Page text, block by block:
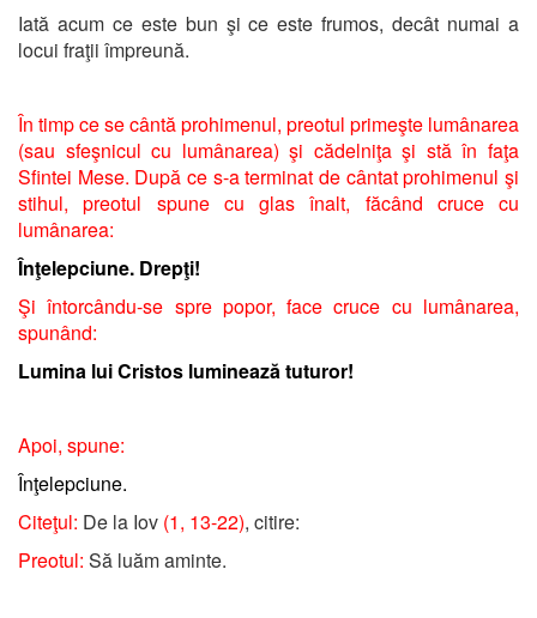
Iată acum ce este bun şi ce este frumos, decât numai a
locui fraţii împreună.
În timp ce se cântă prohimenul, preotul primeşte lumânarea
(sau sfeşnicul cu lumânarea) şi cădelniţa şi stă în faţa
Sfintei Mese. După ce s-a terminat de cântat prohimenul şi
stihul, preotul spune cu glas înalt, făcând cruce cu
lumânarea:
Înţelepciune. Drepţi!
Şi întorcându-se spre popor, face cruce cu lumânarea,
spunând:
Lumina lui Cristos luminează tuturor!
Apoi, spune:
Înţelepciune.
Citeţul: De la Iov (1, 13-22), citire:
Preotul: Să luăm aminte.